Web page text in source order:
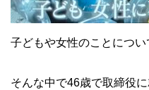
子どもや女性のことについ
そんな中で46歳で取締役